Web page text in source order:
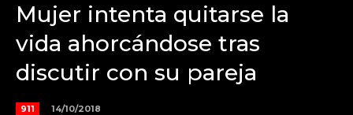
Mujer intenta quitarse la
vida ahorcándose tras
discutir con su pareja
911 14/10/2018